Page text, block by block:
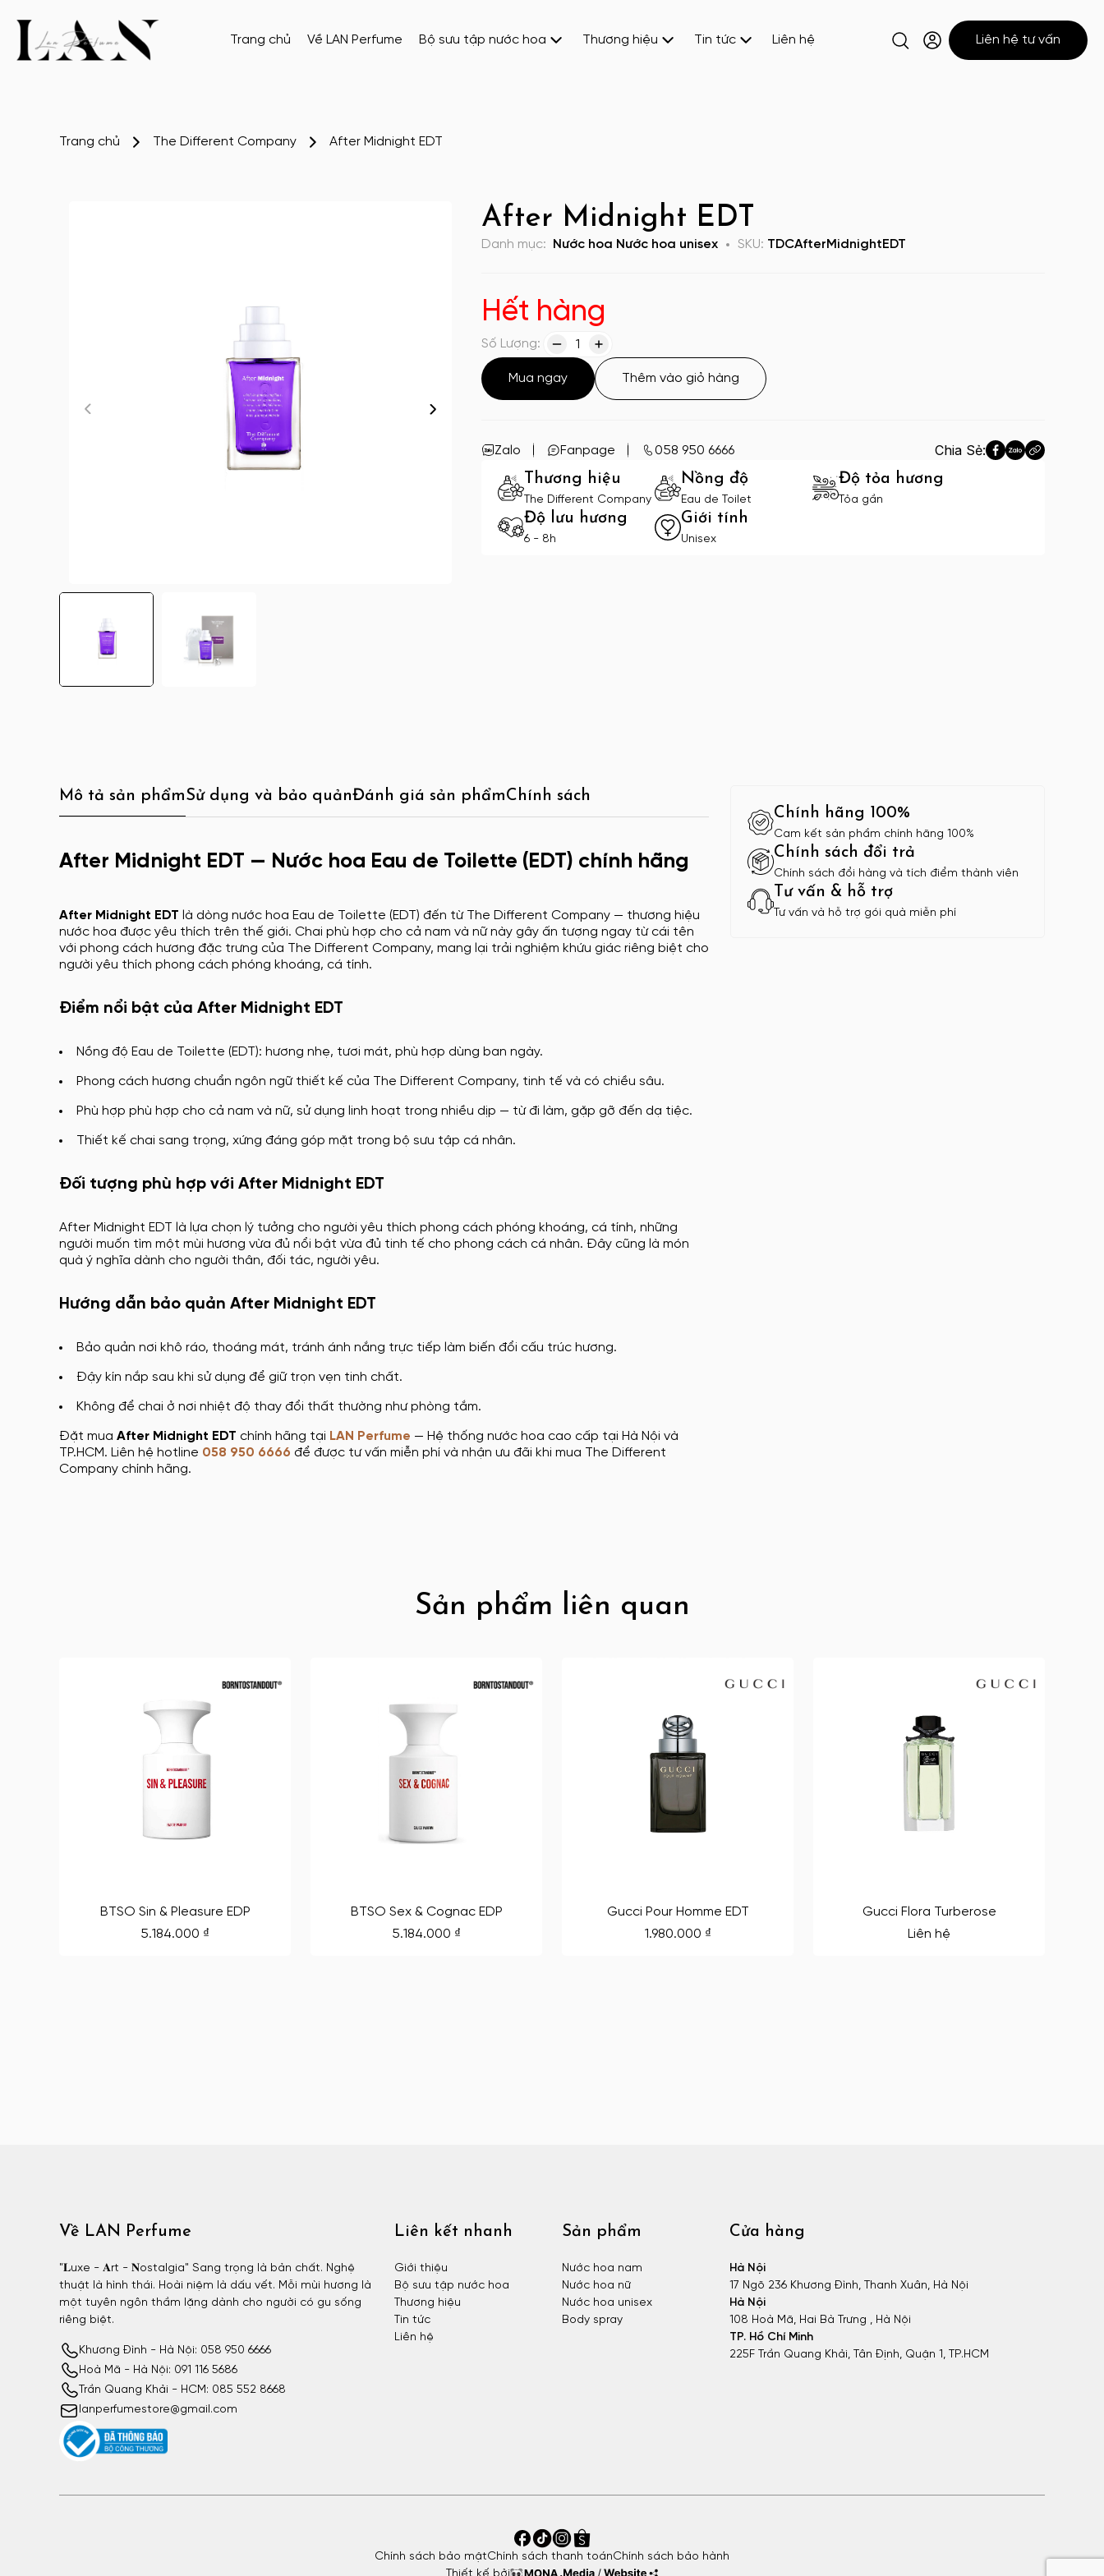
Trang chủ Về LAN Perfume Bộ sưu tập nước hoa Thương hiệu Tin tức Liên hệ Liên hệ tư vấn
Trang chủ The Different Company After Midnight EDT
After Midnight EDT
Danh mục: Nước hoa Nước hoa unisex SKU: TDCAfterMidnightEDT
Hết hàng
Số Lượng: 1
Mua ngay Thêm vào giỏ hàng
Zalo Fanpage 058 950 6666
Chia Sẻ:
Thương hiệu
The Different Company
Nồng độ
Eau de Toilet
Độ tỏa hương
Tỏa gần
Độ lưu hương
6 - 8h
Giới tính
Unisex
Mô tả sản phẩmSử dụng và bảo quảnĐánh giá sản phẩmChính sách
After Midnight EDT — Nước hoa Eau de Toilette (EDT) chính hãng
After Midnight EDT là dòng nước hoa Eau de Toilette (EDT) đến từ The Different Company — thương hiệu
nước hoa được yêu thích trên thế giới. Chai phù hợp cho cả nam và nữ này gây ấn tượng ngay từ cái tên
với phong cách hương đặc trưng của The Different Company, mang lại trải nghiệm khứu giác riêng biệt cho
người yêu thích phong cách phóng khoáng, cá tính.
Điểm nổi bật của After Midnight EDT
Nồng độ Eau de Toilette (EDT): hương nhẹ, tươi mát, phù hợp dùng ban ngày.
Phong cách hương chuẩn ngôn ngữ thiết kế của The Different Company, tinh tế và có chiều sâu.
Phù hợp phù hợp cho cả nam và nữ, sử dụng linh hoạt trong nhiều dịp — từ đi làm, gặp gỡ đến dạ tiệc.
Thiết kế chai sang trọng, xứng đáng góp mặt trong bộ sưu tập cá nhân.
Đối tượng phù hợp với After Midnight EDT
After Midnight EDT là lựa chọn lý tưởng cho người yêu thích phong cách phóng khoáng, cá tính, những
người muốn tìm một mùi hương vừa đủ nổi bật vừa đủ tinh tế cho phong cách cá nhân. Đây cũng là món
quà ý nghĩa dành cho người thân, đối tác, người yêu.
Hướng dẫn bảo quản After Midnight EDT
Bảo quản nơi khô ráo, thoáng mát, tránh ánh nắng trực tiếp làm biến đổi cấu trúc hương.
Đậy kín nắp sau khi sử dụng để giữ trọn vẹn tinh chất.
Không để chai ở nơi nhiệt độ thay đổi thất thường như phòng tắm.
Đặt mua After Midnight EDT chính hãng tại LAN Perfume — Hệ thống nước hoa cao cấp tại Hà Nội và
TP.HCM. Liên hệ hotline 058 950 6666 để được tư vấn miễn phí và nhận ưu đãi khi mua The Different
Company chính hãng.
Chính hãng 100%
Cam kết sản phẩm chính hãng 100%
Chính sách đổi trả
Chính sách đổi hàng và tích điểm thành viên
Tư vấn & hỗ trợ
Tư vấn và hỗ trợ gói quà miễn phí
Sản phẩm liên quan
BTSO Sin & Pleasure EDP
5.184.000 ₫
BTSO Sex & Cognac EDP
5.184.000 ₫
Gucci Pour Homme EDT
1.980.000 ₫
Gucci Flora Turberose
Liên hệ
Về LAN Perfume
"𝐋uxe - 𝐀rt - 𝐍ostalgia" Sang trọng là bản chất. Nghệ
thuật là hình thái. Hoài niệm là dấu vết. Mỗi mùi hương là
một tuyên ngôn thầm lặng dành cho người có gu sống
riêng biệt.
Khương Đình - Hà Nội: 058 950 6666
Hoà Mã - Hà Nội: 091 116 5686
Trần Quang Khải - HCM: 085 552 8668
lanperfumestore@gmail.com
Liên kết nhanh
Giới thiệu
Bộ sưu tập nước hoa
Thương hiệu
Tin tức
Liên hệ
Sản phẩm
Nước hoa nam
Nước hoa nữ
Nước hoa unisex
Body spray
Cửa hàng
Hà Nội
17 Ngõ 236 Khương Đình, Thanh Xuân, Hà Nội
Hà Nội
108 Hoà Mã, Hai Bà Trưng , Hà Nội
TP. Hồ Chí Minh
225F Trần Quang Khải, Tân Định, Quận 1, TP.HCM
Chính sách bảo mậtChính sách thanh toánChính sách bảo hành